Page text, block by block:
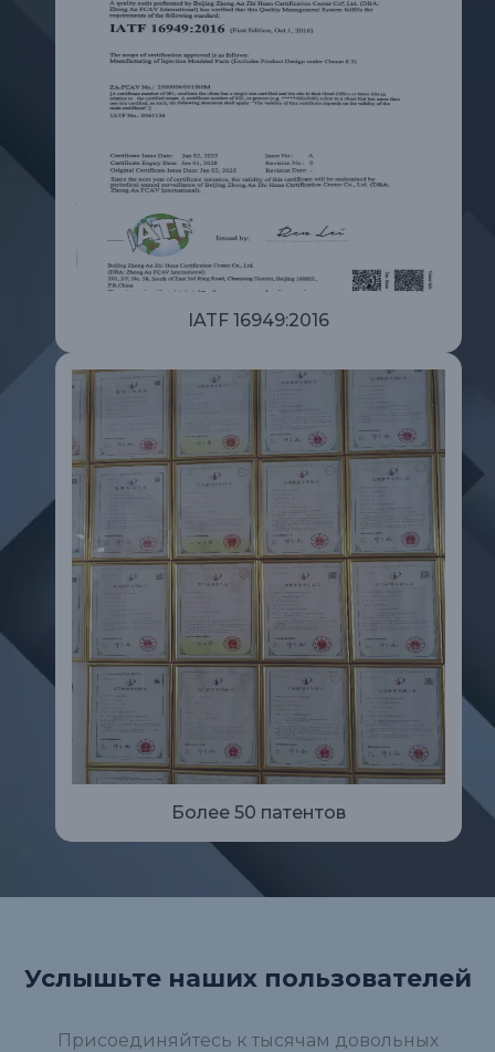
IATF 16949:2016
Более 50 патентов
Услышьте наших пользователей
Присоединяйтесь к тысячам довольных